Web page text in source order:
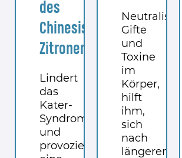
des
Chinesischen
Zitronengrases
Lindert
das
Kater-
Syndrom
und
provoziert
Neutralisiert
Gifte
und
Toxine
im
Körper,
hilft
ihm,
sich
nach
längerem